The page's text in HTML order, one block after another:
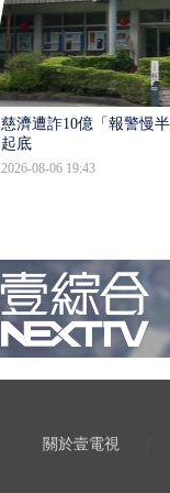
慈濟遭詐10億「報警慢
起底
2026-08-06 19:43
關於壹電視